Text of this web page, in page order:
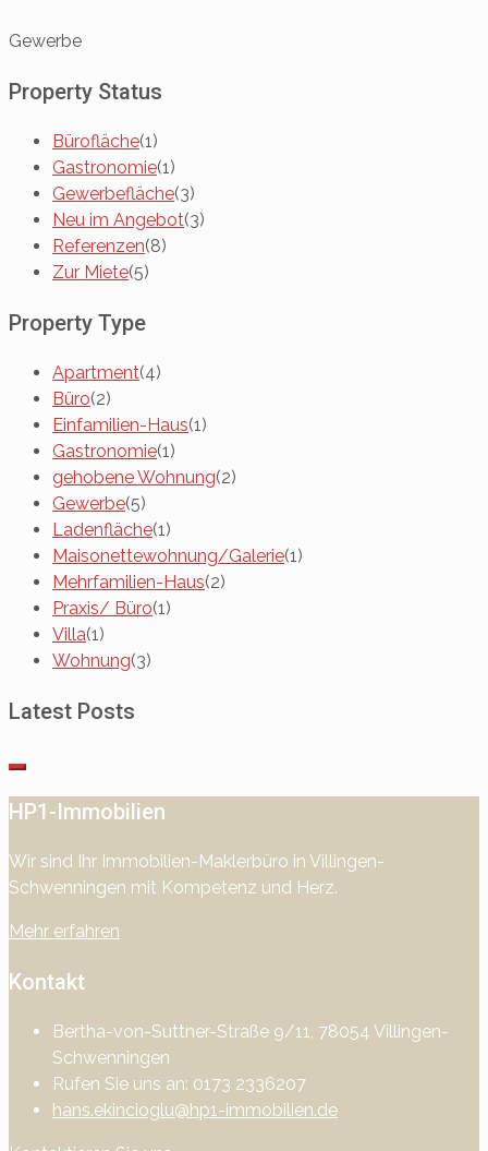
Gewerbe
Property Status
Bürofläche(1)
Gastronomie(1)
Gewerbefläche(3)
Neu im Angebot(3)
Referenzen(8)
Zur Miete(5)
Property Type
Apartment(4)
Büro(2)
Einfamilien-Haus(1)
Gastronomie(1)
gehobene Wohnung(2)
Gewerbe(5)
Ladenfläche(1)
Maisonettewohnung/Galerie(1)
Mehrfamilien-Haus(2)
Praxis/ Büro(1)
Villa(1)
Wohnung(3)
Latest Posts
HP1-Immobilien
Wir sind Ihr Immobilien-Maklerbüro in Villingen-
Schwenningen mit Kompetenz und Herz.
Mehr erfahren
Kontakt
Bertha-von-Suttner-Straße 9/11, 78054 Villingen-
Schwenningen
Rufen Sie uns an: 0173 2336207
hans.ekincioglu@hp1-immobilien.de